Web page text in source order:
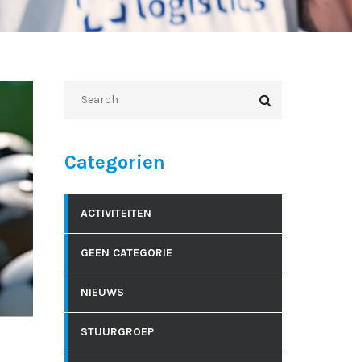
Categorien
ACTIVITEITEN
GEEN CATEGORIE
NIEUWS
STUURGROEP